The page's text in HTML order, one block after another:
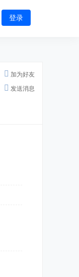
登录
加为好友
发送消息